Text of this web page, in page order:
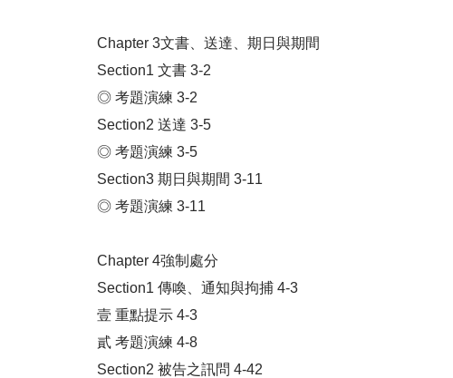
Chapter 3文書、送達、期日與期間
Section1 文書 3-2
◎ 考題演練 3-2
Section2 送達 3-5
◎ 考題演練 3-5
Section3 期日與期間 3-11
◎ 考題演練 3-11
Chapter 4強制處分
Section1 傳喚、通知與拘捕 4-3
壹 重點提示 4-3
貳 考題演練 4-8
Section2 被告之訊問 4-42